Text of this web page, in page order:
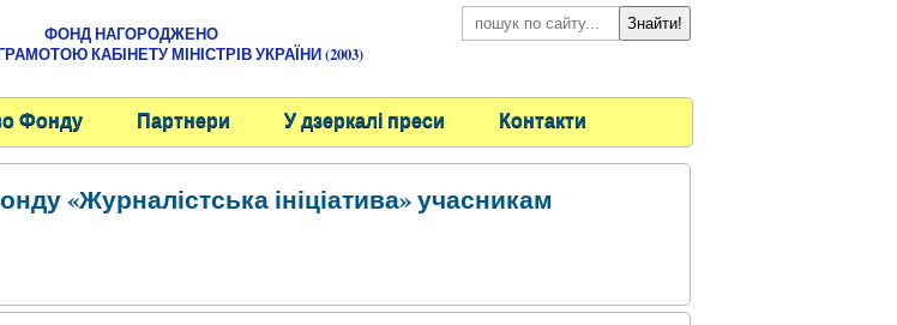
ФОНД НАГОРОДЖЕНО
КАБІНЕТУ МІНІСТРІВ УКРАЇНИ (2003)
Фонду Партнери У дзеркалі преси Контакти
«Журналістська ініціатива» учасникам